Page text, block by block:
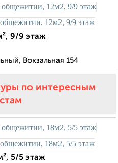
9/9 этаж
Вокзальная 154
по интересным
5/5 этаж